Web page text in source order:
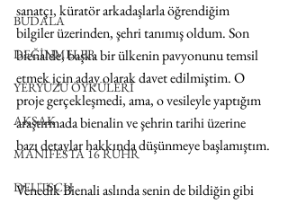
BUDALA
DEĞİNMELER
YERYÜZÜ ÖYKÜLERİ
AKSAK
MANIFESTA 16 RUHR
DEUTSCH
sanatçı, küratör arkadaşlarla öğrendiğim
bilgiler üzerinden, şehri tanımış oldum. Son
bienalde, başka bir ülkenin pavyonunu temsil
etmek için aday olarak davet edilmiştim. O
proje gerçekleşmedi, ama, o vesileyle yaptığım
araştırmada bienalin ve şehrin tarihi üzerine
bazı detaylar hakkında düşünmeye başlamıştım.
Venedik Bienali aslında senin de bildiğin gibi